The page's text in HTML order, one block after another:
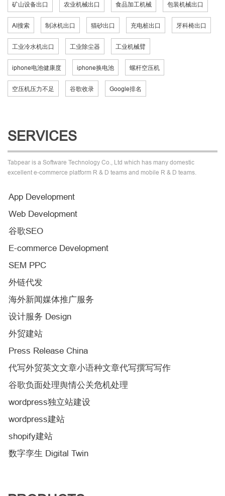
矿山设备出口 农业机械出口 食品加工机械 包装机械出口
AI搜索 制冰机出口 猫砂出口 充电桩出口 牙科椅出口
工业冷水机出口 工业除尘器 工业机械臂
iphone电池健康度 iphone换电池 螺杆空压机
空压机压力不足 谷歌收录 Google排名
SERVICES
Tabpear is a Software Technology Co., Ltd which has many domestic
excellent e-commerce platform R & D teams and mobile R & D teams.
App Development
Web Development
谷歌SEO
E-commerce Development
SEM PPC
外链代发
海外新闻媒体推广服务
设计服务 Design
外贸建站
Press Release China
代写外贸英文文章小语种文章代写撰写写作
谷歌负面处理舆情公关危机处理
wordpress独立站建设
wordpress建站
shopify建站
数字孪生 Digital Twin